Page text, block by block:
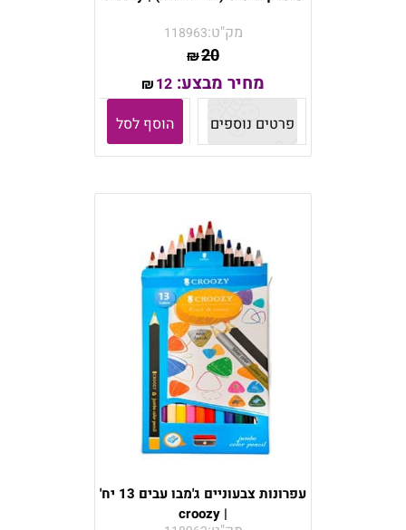
מק"ט:118963
₪20
מחיר מבצע: ₪12
פרטים נוספים
הוסף לסל
עפרונות צבעוניים ג'מבו עבים 13 יח'
| croozy